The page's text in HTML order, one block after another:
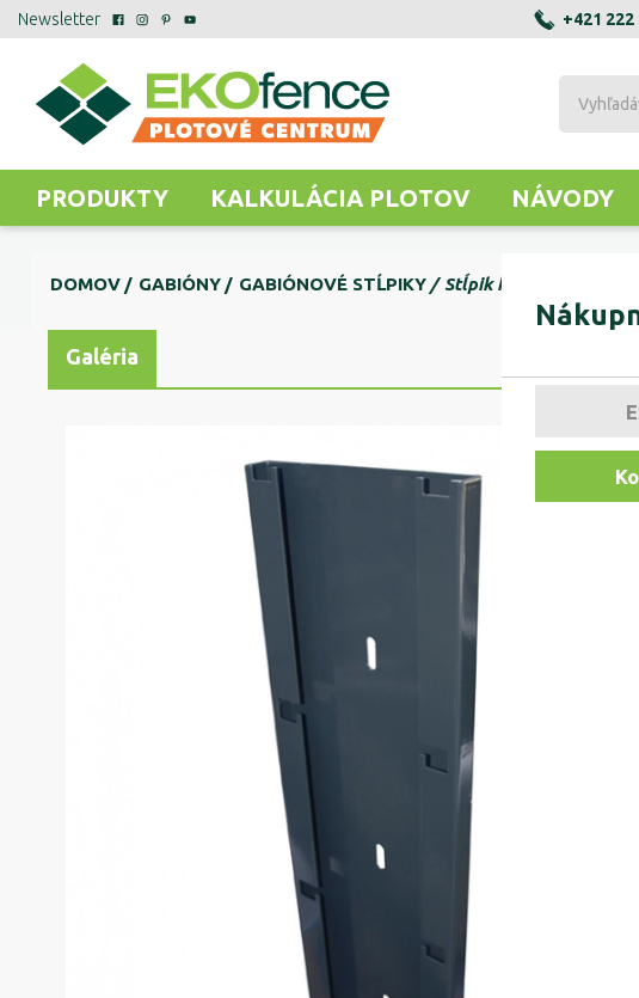
Newsletter +421 222
PRODUKTY KALKULÁCIA PLOTOV NÁVODY
DOMOV GABIÓNY GABIÓNOVÉ STĹPIKY Stĺpik ku gabiónom
Galéria